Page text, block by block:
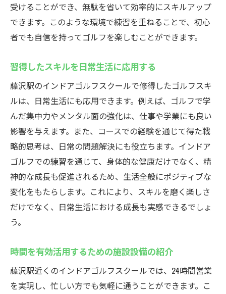
受けることができ、無駄を省いて効率的にスキルアップ
できます。このような環境で練習を重ねることで、初心
者でも自信を持ってゴルフを楽しむことができます。
習得したスキルを日常生活に応用する
藤沢駅のインドアゴルフスクールで修得したゴルフスキ
ルは、日常生活にも応用できます。例えば、ゴルフで学
んだ集中力やメンタル面の強化は、仕事や学業にも良い
影響を与えます。また、コースでの経験を通じて得た戦
略的思考は、日常の問題解決にも役立ちます。インドア
ゴルフでの練習を通じて、身体的な健康だけでなく、精
神的な成長も促進されるため、生活全般にポジティブな
変化をもたらします。これにより、スキルを磨く楽しさ
だけでなく、日常生活における成長も実感できるでしょ
う。
時間を有効活用するための施設設備の紹介
藤沢駅近くのインドアゴルフスクールでは、24時間営業
を実現し、忙しい方でも気軽に通うことができます。こ